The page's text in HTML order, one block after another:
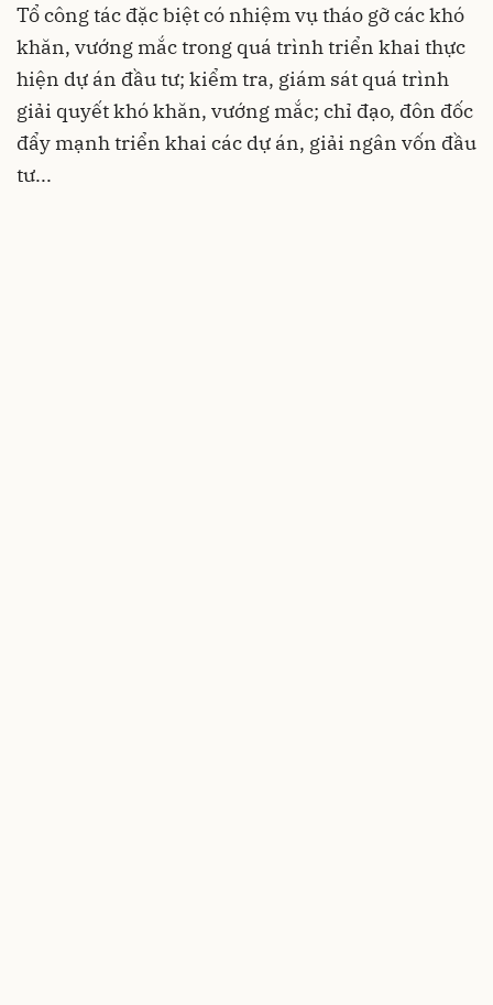
Tổ công tác đặc biệt có nhiệm vụ tháo gỡ các khó
khăn, vướng mắc trong quá trình triển khai thực
hiện dự án đầu tư; kiểm tra, giám sát quá trình
giải quyết khó khăn, vướng mắc; chỉ đạo, đôn đốc
đẩy mạnh triển khai các dự án, giải ngân vốn đầu
tư...